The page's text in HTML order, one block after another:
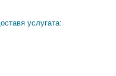
услугата: